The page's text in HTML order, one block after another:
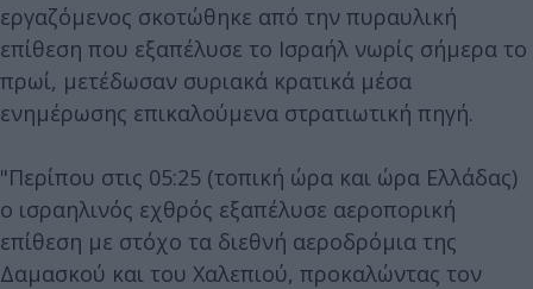
εργαζόμενος σκοτώθηκε από την πυραυλική
επίθεση που εξαπέλυσε το Ισραήλ νωρίς σήμερα το
πρωί, μετέδωσαν συριακά κρατικά μέσα
ενημέρωσης επικαλούμενα στρατιωτική πηγή.
"Περίπου στις 05:25 (τοπική ώρα και ώρα Ελλάδας)
ο ισραηλινός εχθρός εξαπέλυσε αεροπορική
επίθεση με στόχο τα διεθνή αεροδρόμια της
Δαμασκού και του Χαλεπιού, προκαλώντας τον